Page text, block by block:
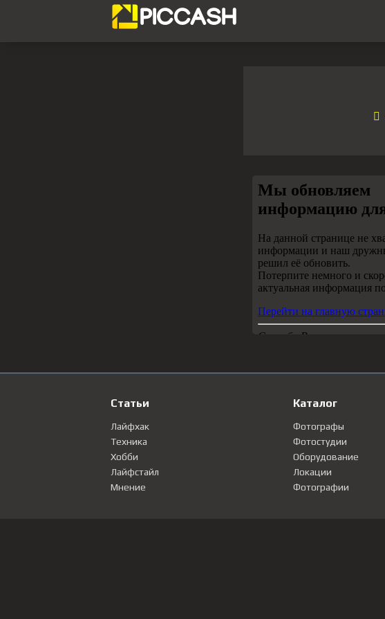
Статьи
Лайфхак
Техника
Хобби
Лайфстайл
Мнение
Каталог
Фотографы
Фотостудии
Оборудование
Локации
Фотографии